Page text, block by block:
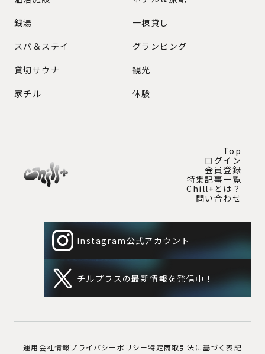
銭湯
スパ＆ステイ
貸切サウナ
家チル
一棟貸し
グランピング
観光
体験
Top
ログイン
会員登録
特集記事一覧
Chill+とは？
問い合わせ
Instagram公式アカウント
チルプラスの最新情報を発信中！
運用会社情報プライバシーポリシー特定商取引法に基づく表記